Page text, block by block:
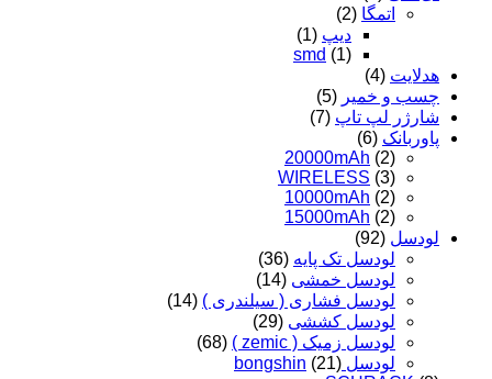
اتمگا (2)
دیپ (1)
smd (1)
هدلایت (4)
چسب و خمیر (5)
شارژر لپ تاپ (7)
پاوربانک (6)
20000mAh (2)
WIRELESS (3)
10000mAh (2)
15000mAh (2)
لودسل (92)
لودسل تک پایه (36)
لودسل خمشی (14)
لودسل فشاری ( سیلندری ) (14)
لودسل کششی (29)
لودسل زمیک ( zemic )
(68)
لودسل bongshin (21)